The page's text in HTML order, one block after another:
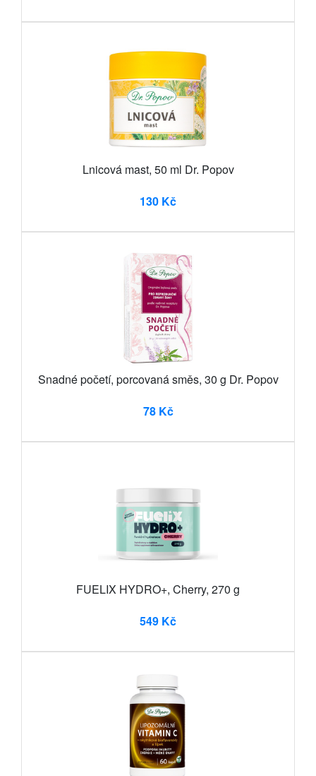
Lnicová mast, 50 ml Dr. Popov
130 Kč
Snadné početí, porcovaná směs, 30 g Dr. Popov
78 Kč
FUELIX HYDRO+, Cherry, 270 g
549 Kč